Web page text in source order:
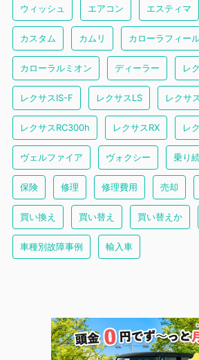
ウィッシュ エアコン エスティマ
カスタム カムリ カローラフィー
カローラルミオン ディーラー レ
レクサスIS-F レクサスLS レクサ
レクサスRC300h レクサスRX レ
ヴェルファイア ヴォクシー 乗り
保険 修理 修理費用 売却
買い換え 買い替え 買い替えか
車種別故障事例 輸入車